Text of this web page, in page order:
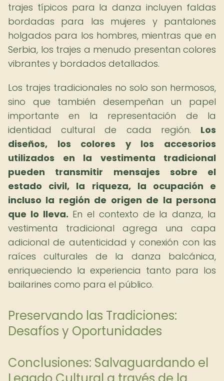
trajes típicos para la danza incluyen faldas
bordadas para las mujeres y pantalones
holgados para los hombres, mientras que en
Serbia, los trajes a menudo presentan colores
vibrantes y bordados detallados.
Los trajes tradicionales no solo son hermosos,
sino que también desempeñan un papel
importante en la representación de la
identidad cultural de cada región. Los
diseños, los colores y los accesorios
utilizados en la vestimenta tradicional
pueden transmitir mensajes sobre el
estado civil, la riqueza, la ocupación e
incluso la región de origen de la persona
que lo lleva. En el contexto de la danza, la
vestimenta tradicional agrega una capa
adicional de autenticidad y conexión con las
raíces culturales de la danza balcánica,
enriqueciendo la experiencia tanto para los
bailarines como para el público.
Preservando las Tradiciones:
Desafíos y Oportunidades
Conclusiones: Salvaguardando el